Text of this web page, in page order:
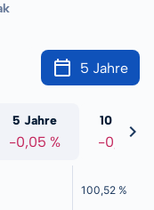
5 Jahre
5 Jahre
-0,05 %
10 Jahre
-0,05 %